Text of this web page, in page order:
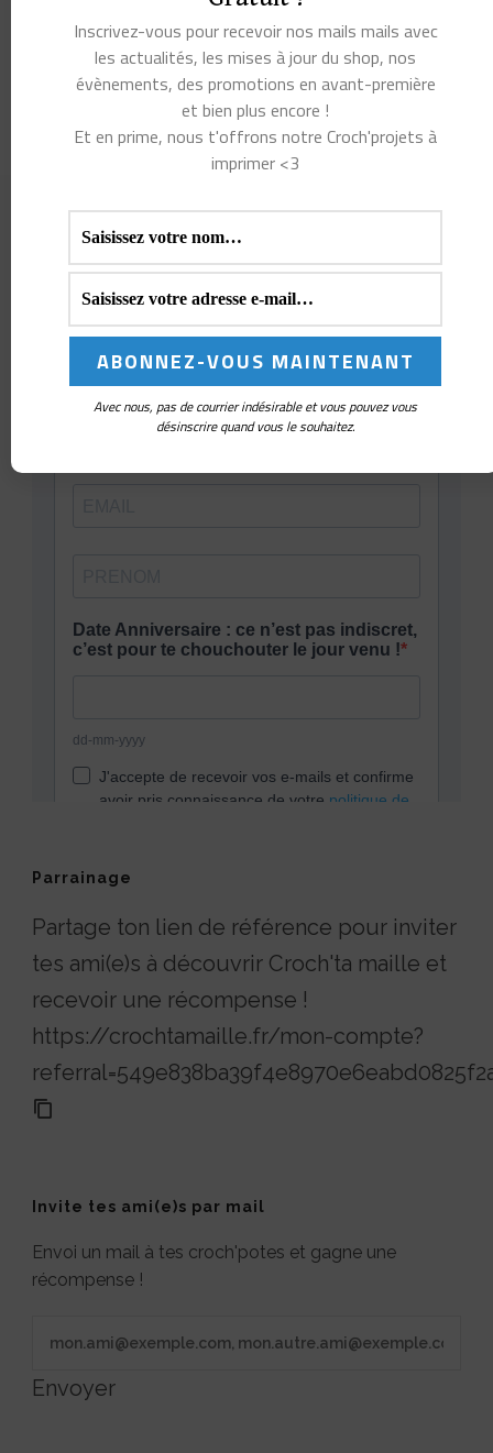
Pin's et Badges (9)
Sacs à projet et pochettes à crochets (26)
Parrainage
Partage ton lien de référence pour inviter
tes ami(e)s à découvrir Croch'ta maille et
recevoir une récompense !
https://crochtamaille.fr/mon-compte?
Invite tes ami(e)s par mail
Envoi un mail à tes croch'potes et gagne une
récompense !
Envoyer
Inscrivez-vous pour recevoir nos mails mails avec
les actualités, les mises à jour du shop, nos
évènements, des promotions en avant-première
et bien plus encore !
Et en prime, nous t'offrons notre Croch'projets à
imprimer <3
Avec nous, pas de courrier indésirable et vous pouvez vous
désinscrire quand vous le souhaitez.